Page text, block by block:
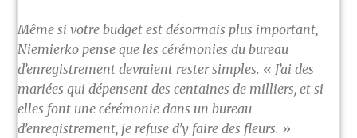
Même si votre budget est désormais plus important,
Niemierko pense que les cérémonies du bureau
d’enregistrement devraient rester simples. « J’ai des
mariées qui dépensent des centaines de milliers, et si
elles font une cérémonie dans un bureau
d’enregistrement, je refuse d’y faire des fleurs. »